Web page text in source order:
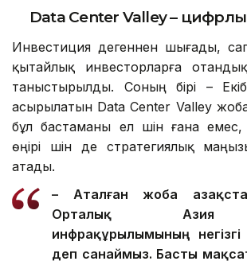
Data Center Valley –
Инвестиция дегеннен шығады,
қытайлық инвесторларға
таныстырылды. Соның бірі –
асырылатын Data Center Valley
бұл бастаманы ел үшін ғана
өңірі үшін де стратегиялық
атады.
– Аталған жоба
Орталық Азия
инфрақұрылымының негізгі
деп санаймыз. Басты